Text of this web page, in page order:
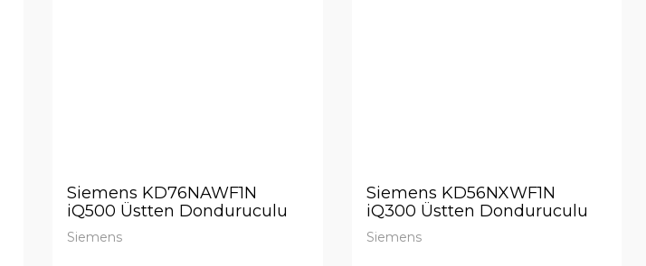
Siemens KD76NAWF1N
iQ500 Üstten Donduruculu
Buzdolabı 186 x 75 cm Beyaz
Siemens
Siemens KD56NXWF1N
iQ300 Üstten Donduruculu
Buzdolabı 193 x 70 cm Beyaz
Siemens